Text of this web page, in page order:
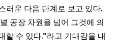
러운 다음 단계로 보고 있다.
공장 차원을 넘어 그것에 의
할 수 있다.”라고 기대감을 내